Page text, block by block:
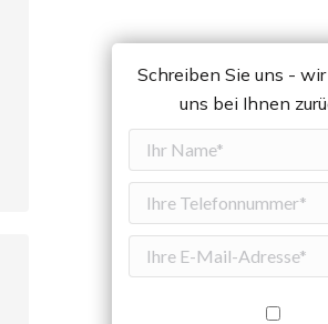
Schreiben Sie uns -
uns bei Ihnen